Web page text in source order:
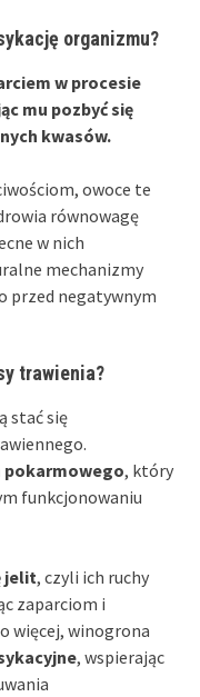
organizmu?
w procesie
mu pozbyć się
kwasów.
owoce te
równowagę
w nich
mechanizmy
przed negatywnym
trawienia?
stać się
pokarmowego, który
funkcjonowaniu
jelit, czyli ich ruchy
zaparciom i
więcej, winogrona
, wspierając